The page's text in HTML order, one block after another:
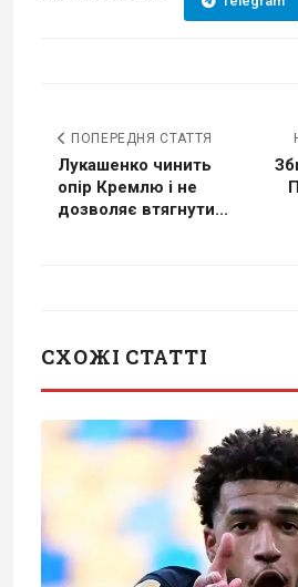
ПОПЕРЕДНЯ СТАТТЯ
Лукашенко чинить
опір Кремлю і не
дозволяє втягнути...
СХОЖІ СТАТТІ